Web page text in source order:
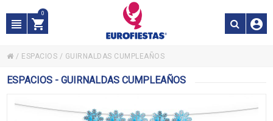
0
/ ESPACIOS / GUIRNALDAS CUMPLEAÑOS
ESPACIOS - GUIRNALDAS CUMPLEAÑOS